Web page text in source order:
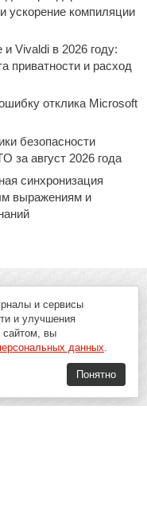
ускорение компиляции
Vivaldi в 2026 году:
приватности и расход
отклика Microsoft
безопасности
за август 2026 года
синхронизация
выражениям и
и сервисы
и улучшения
сайтом, вы
данных.
Понятно